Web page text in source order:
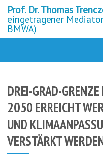
Prof. Dr. Thomas
eingetragener
BMWA)
DREI-GRAD-
2050 ERREICHT
UND
VERSTÄRKT